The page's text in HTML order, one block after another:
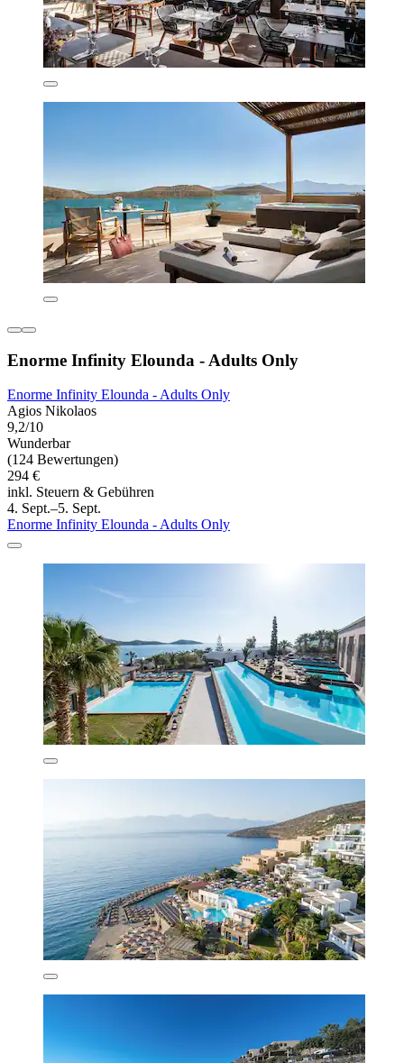
Enorme Infinity Elounda - Adults Only
Enorme Infinity Elounda - Adults Only
Agios Nikolaos
9,2/10
Wunderbar
(124 Bewertungen)
294 €
inkl. Steuern & Gebühren
4. Sept.–5. Sept.
Enorme Infinity Elounda - Adults Only